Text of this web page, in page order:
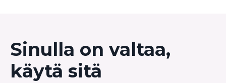
Sinulla on valtaa,
käytä sitä